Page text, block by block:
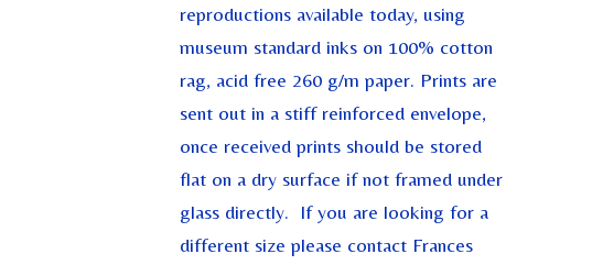
reproductions available today, using
museum standard inks on 100% cotton
rag, acid free 260 g/m paper. Prints are
sent out in a stiff reinforced envelope,
once received prints should be stored
flat on a dry surface if not framed under
glass directly. If you are looking for a
different size please contact Frances